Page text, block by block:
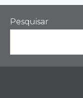
Pesquisar